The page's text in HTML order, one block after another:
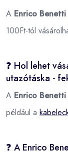
A Enrico
100Ft-tól
❓ Hol lehet
utazótáska -
A Enrico
például a
❓ A Enrico